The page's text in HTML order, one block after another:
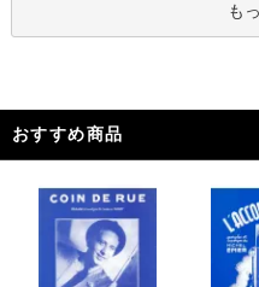
も
おすすめ商品